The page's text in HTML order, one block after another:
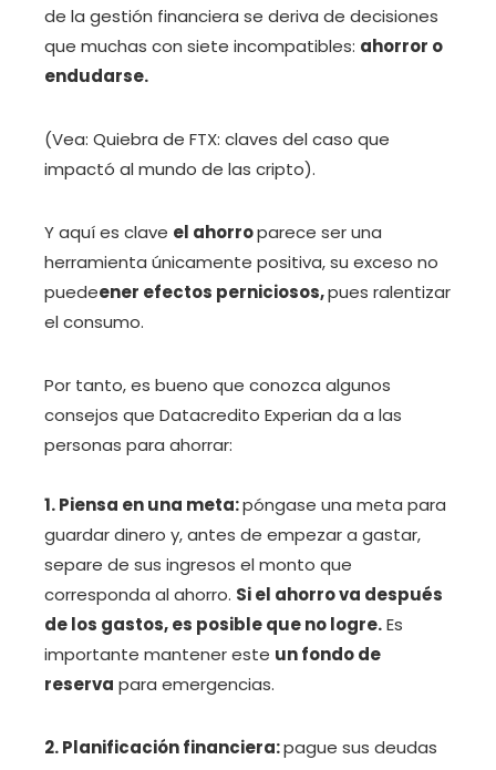
de la gestión financiera se deriva de decisiones
que muchas con siete incompatibles: ahorror o
endudarse.
(Vea: Quiebra de FTX: claves del caso que
impactó al mundo de las cripto).
Y aquí es clave el ahorroparece ser una
herramienta únicamente positiva, su exceso no
puedeener efectos perniciosos,pues ralentizar
el consumo.
Por tanto, es bueno que conozca algunos
consejos que Datacredito Experian da a las
personas para ahorrar:
1. Piensa en una meta:póngase una meta para
guardar dinero y, antes de empezar a gastar,
separe de sus ingresos el monto que
corresponda al ahorro. Si el ahorro va después
de los gastos, es posible que no logre.Es
importante mantener este un fondo de
reserva para emergencias.
2. Planificación financiera:pague sus deudas